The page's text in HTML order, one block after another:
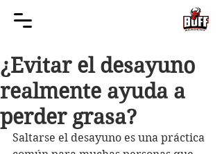
¿Evitar el desayuno
realmente ayuda a
perder grasa?
Saltarse el desayuno es una práctica